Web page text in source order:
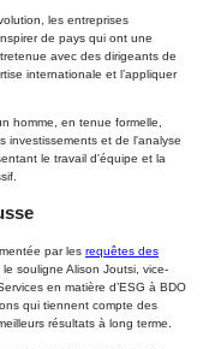
les entreprises
de pays qui ont une
avec des dirigeants de
internationale et l’appliquer
par les requêtes des
le souligne Alison Joutsi, vice-
en matière d’ESG à BDO
qui tiennent compte des
résultats à long terme.